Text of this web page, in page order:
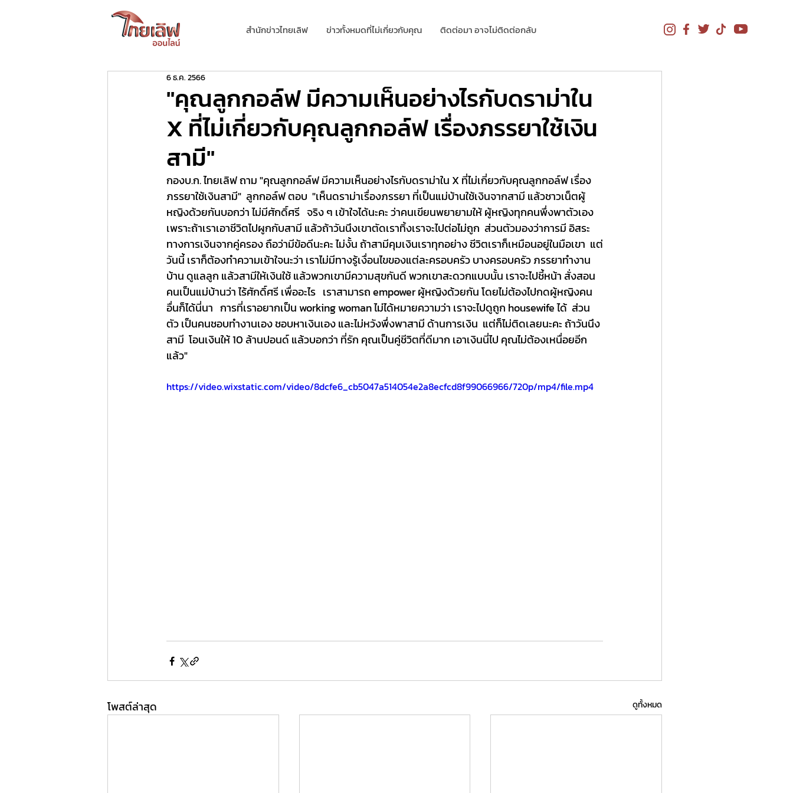
สำนักข่าวไทยเลิฟ ข่าวทั้งหมดที่ไม่เกี่ยวกับคุณ ติดต่อมา อาจไม่ติดต่อกลับ
"คุณลูกกอล์ฟ มีความเห็นอย่างไรกับดราม่าใน
X ที่ไม่เกี่ยวกับคุณลูกกอล์ฟ เรื่องภรรยาใช้เงิน
สามี"
6 ธ.ค. 2566
กองบ.ก. ไทยเลิฟ ถาม "คุณลูกกอล์ฟ มีความเห็นอย่างไรกับดราม่าใน X ที่ไม่เกี่ยวกับคุณลูกกอล์ฟ เรื่อง
ภรรยาใช้เงินสามี"  ลูกกอล์ฟ ตอบ  "เห็นดราม่าเรื่องภรรยา ที่เป็นแม่บ้านใช้เงินจากสามี แล้วชาวเน็ตผู้
หญิงด้วยกันบอกว่า ไม่มีศักดิ์ศรี   จริง ๆ เข้าใจได้นะคะ ว่าคนเขียนพยายามให้ ผู้หญิงทุกคนพึ่งพาตัวเอง
เพราะถ้าเราเอาชีวิตไปผูกกับสามี แล้วถ้าวันนึงเขาตัดเราทิ้งเราจะไปต่อไม่ถูก  ส่วนตัวมองว่าการมี อิสระ
ทางการเงินจากคู่ครอง ถือว่ามีข้อดีนะคะ ไม่งั้น ถ้าสามีคุมเงินเราทุกอย่าง ชีวิตเราก็เหมือนอยู่ในมือเขา  แต่
วันนี้ เราก็ต้องทำความเข้าใจนะว่า เราไม่มีทางรู้เงื่อนไขของแต่ละครอบครัว บางครอบครัว ภรรยาทำงาน
บ้าน ดูแลลูก แล้วสามีให้เงินใช้ แล้วพวกเขามีความสุขกันดี พวกเขาสะดวกแบบนั้น เราจะไปชี้หน้า สั่งสอน
คนเป็นแม่บ้านว่า ไร้ศักดิ์ศรี เพื่ออะไร   เราสามารถ empower ผู้หญิงด้วยกัน โดยไม่ต้องไปกดผู้หญิงคน
อื่นก็ได้นี่นา   การที่เราอยากเป็น working woman ไม่ได้หมายความว่า เราจะไปดูถูก housewife ได้  ส่วน
ตัว เป็นคนชอบทำงานเอง ชอบหาเงินเอง และไม่หวังพึ่งพาสามี ด้านการเงิน  แต่ก็ไม่ติดเลยนะคะ ถ้าวันนึง
สามี  โอนเงินให้ 10 ล้านปอนด์ แล้วบอกว่า ที่รัก คุณเป็นคู่ชีวิตที่ดีมาก เอาเงินนี่ไป คุณไม่ต้องเหนื่อยอีก
แล้ว"
https://video.wixstatic.com/video/8dcfe6_cb5047a514054e2a8ecfcd8f99066966/720p/mp4/file.mp4
โพสต์ล่าสุด ดูทั้งหมด